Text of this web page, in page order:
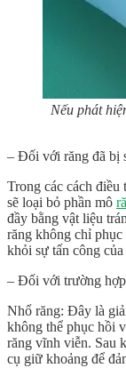
Nếu phát
– Đối với răng đã bị
Trong các cách
sẽ loại bỏ phần mô
đầy bằng vật liệu
răng không chỉ phục
khỏi sự tấn công
– Đối với trường
Nhổ răng: Đây là
không thể phục hồi
răng vĩnh viễn. Sau
cụ giữ khoảng để